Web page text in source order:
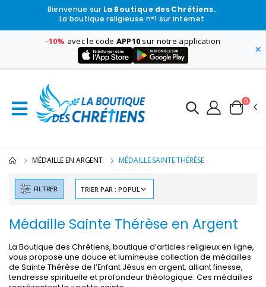
Bienvenue sur La Boutique des Chrétiens.
La boutique religieuse n°1 sur internet
-10% avec le code APP10 sur notre application
×
0
MÉDAILLE EN ARGENT MÉDAILLE SAINTE THÉRÈSE
FILTRER
Médaille Sainte Thérèse en Argent
La Boutique des Chrétiens, boutique d’articles religieux en ligne,
vous propose une douce et lumineuse collection de médailles
de Sainte Thérèse de l’Enfant Jésus en argent, alliant finesse,
tendresse spirituelle et profondeur théologique. Ces médailles